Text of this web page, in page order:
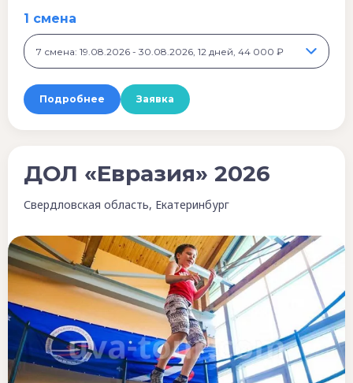
1 смена
7 смена: 19.08.2026 - 30.08.2026, 12 дней, 44 000 ₽
Подробнее Заявка
ДОЛ «Евразия» 2026
Свердловская область, Екатеринбург